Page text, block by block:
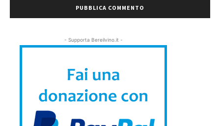
- Supporta Bereilvino.it -